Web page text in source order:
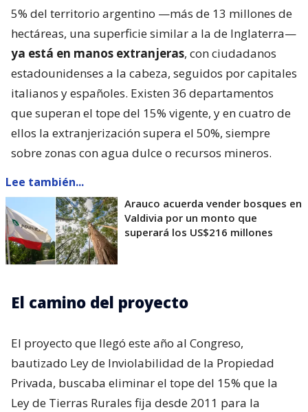
5% del territorio argentino —más de 13 millones de
hectáreas, una superficie similar a la de Inglaterra—
ya está en manos extranjeras, con ciudadanos
estadounidenses a la cabeza, seguidos por capitales
italianos y españoles. Existen 36 departamentos
que superan el tope del 15% vigente, y en cuatro de
ellos la extranjerización supera el 50%, siempre
sobre zonas con agua dulce o recursos mineros.
Lee también...
Arauco acuerda vender bosques en
Valdivia por un monto que
superará los US$216 millones
El camino del proyecto
El proyecto que llegó este año al Congreso,
bautizado Ley de Inviolabilidad de la Propiedad
Privada, buscaba eliminar el tope del 15% que la
Ley de Tierras Rurales fija desde 2011 para la